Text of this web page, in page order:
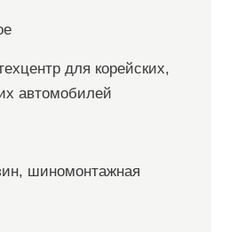
для корейских,
автомобилей
шиномонтажная